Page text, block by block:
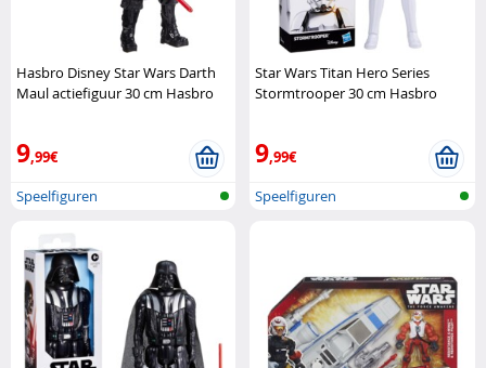
Hasbro Disney Star Wars Darth
Maul actiefiguur 30 cm Hasbro
9,99€
Speelfiguren
Star Wars Titan Hero Series
Stormtrooper 30 cm Hasbro
9,99€
Speelfiguren